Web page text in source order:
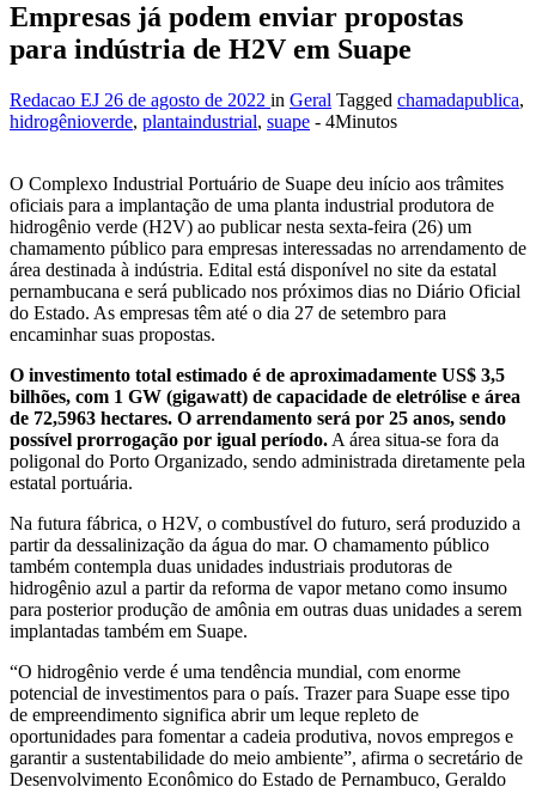
Empresas já podem enviar propostas
para indústria de H2V em Suape
Redacao EJ 26 de agosto de 2022 in Geral Tagged chamadapublica,
hidrogênioverde, plantaindustrial, suape - 4Minutos
O Complexo Industrial Portuário de Suape deu início aos trâmites
oficiais para a implantação de uma planta industrial produtora de
hidrogênio verde (H2V) ao publicar nesta sexta-feira (26) um
chamamento público para empresas interessadas no arrendamento de
área destinada à indústria. Edital está disponível no site da estatal
pernambucana e será publicado nos próximos dias no Diário Oficial
do Estado. As empresas têm até o dia 27 de setembro para
encaminhar suas propostas.
O investimento total estimado é de aproximadamente US$ 3,5
bilhões, com 1 GW (gigawatt) de capacidade de eletrólise e área
de 72,5963 hectares. O arrendamento será por 25 anos, sendo
possível prorrogação por igual período. A área situa-se fora da
poligonal do Porto Organizado, sendo administrada diretamente pela
estatal portuária.
Na futura fábrica, o H2V, o combustível do futuro, será produzido a
partir da dessalinização da água do mar. O chamamento público
também contempla duas unidades industriais produtoras de
hidrogênio azul a partir da reforma de vapor metano como insumo
para posterior produção de amônia em outras duas unidades a serem
implantadas também em Suape.
“O hidrogênio verde é uma tendência mundial, com enorme
potencial de investimentos para o país. Trazer para Suape esse tipo
de empreendimento significa abrir um leque repleto de
oportunidades para fomentar a cadeia produtiva, novos empregos e
garantir a sustentabilidade do meio ambiente”, afirma o secretário de
Desenvolvimento Econômico do Estado de Pernambuco, Geraldo